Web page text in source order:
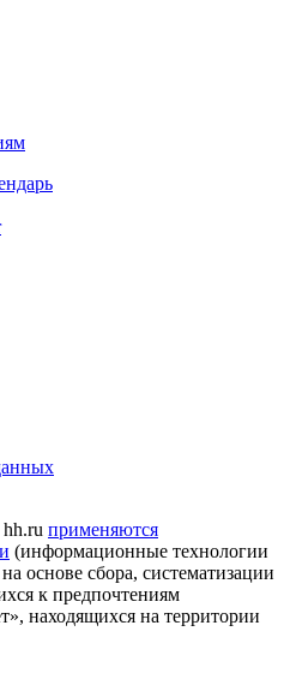
применяются
(информационные технологии
основе сбора, систематизации
к предпочтениям
находящихся на территории